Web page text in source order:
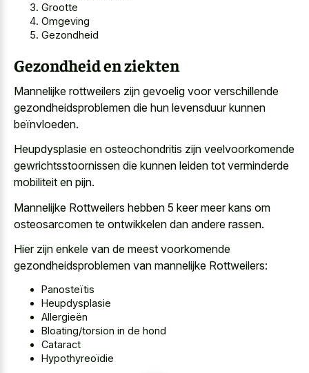
Grootte
Omgeving
Gezondheid
Gezondheid en ziekten
Mannelijke rottweilers zijn gevoelig voor verschillende
gezondheidsproblemen die hun levensduur kunnen
beïnvloeden.
Heupdysplasie en osteochondritis zijn veelvoorkomende
gewrichtsstoornissen die kunnen leiden tot verminderde
mobiliteit en pijn.
Mannelijke Rottweilers hebben 5 keer meer kans om
osteosarcomen te ontwikkelen dan andere rassen.
Hier zijn enkele van de meest voorkomende
gezondheidsproblemen van mannelijke Rottweilers:
Panosteïtis
Heupdysplasie
Allergieën
Bloating/torsion in de hond
Cataract
Hypothyreoïdie